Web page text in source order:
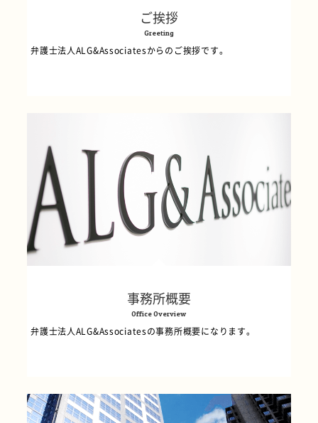
ご挨拶
Greeting
弁護士法人ALG&Associatesからのご挨拶です。
事務所概要
Office Overview
弁護士法人ALG&Associatesの事務所概要になります。